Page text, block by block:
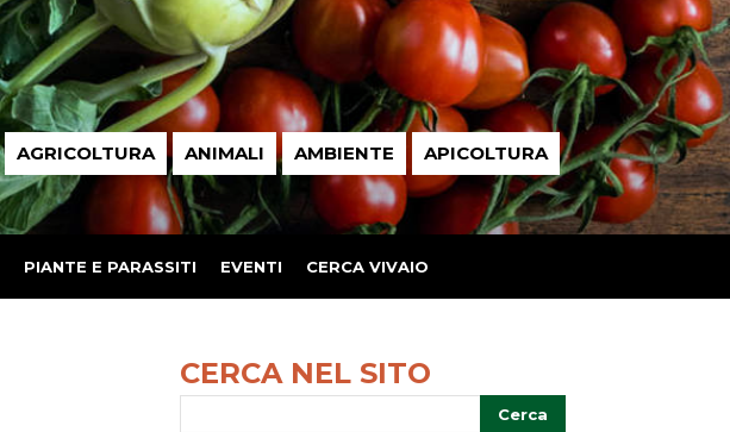
AGRICOLTURA ANIMALI AMBIENTE APICOLTURA
PIANTE E PARASSITI EVENTI CERCA VIVAIO
CERCA NEL SITO